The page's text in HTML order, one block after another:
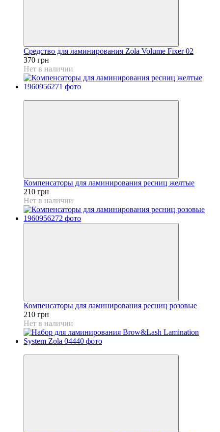
Средство для ламинирования Zola Volume Fixer 02
370 грн
Нет в наличии
Компенсаторы для ламинирования ресниц желтые
210 грн
Нет в наличии
Компенсаторы для ламинирования ресниц розовые
210 грн
Нет в наличии